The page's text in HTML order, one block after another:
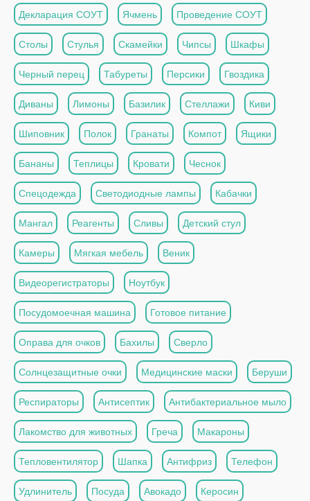
Декларация СОУТ Ячмень Проведение СОУТ
Столы Стулья Скамейки Чипсы Шкафы
Черный перец Табуреты Персики Гвоздика
Диваны Лимоны Базилик Стеллажи Киви
Шиповник Полок Гранаты Компот Ящики
Бананы Теплицы Кровати Чеснок
Спецодежда Светодиодные лампы Кабачки
Мангал Реагенты Сливы Детский стул
Камеры Мягкая мебель Веник
Видеорегистраторы Ноутбук
Посудомоечная машина Готовое питание
Оправа для очков Бахилы Сверло
Солнцезащитные очки Медицинские маски Беруши
Респираторы Антисептик Антибактериальное мыло
Лакомство для животных Греча Макароны
Тепловентилятор Шапка Антифриз Телефон
Удлинитель Посуда Авокадо Керосин